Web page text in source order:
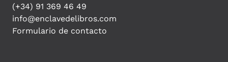
(+34) 91 369 46 49
info@enclavedelibros.com
Formulario de contacto